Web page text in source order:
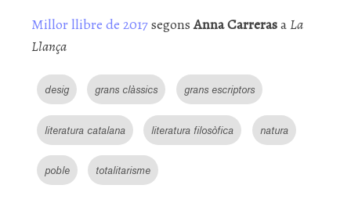
Millor llibre de 2017segonsAnna Carrerasa La
Llança
desig grans clàssics grans escriptors
literatura catalana literatura filosòfica natura
poble totalitarisme